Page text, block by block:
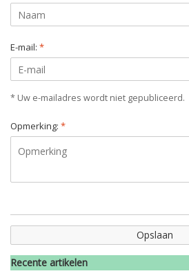
E-mail: *
* Uw e-mailadres wordt niet gepubliceerd.
Opmerking: *
Opslaan
Recente artikelen